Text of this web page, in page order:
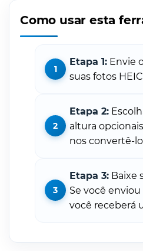
Como usar esta
Etapa 1: Envie
suas fotos
Etapa 2:
altura
nos convertê-
Etapa 3: Baixe
Se você
você receberá